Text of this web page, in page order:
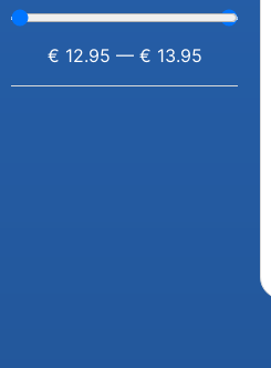
€ 12.95 — € 13.95